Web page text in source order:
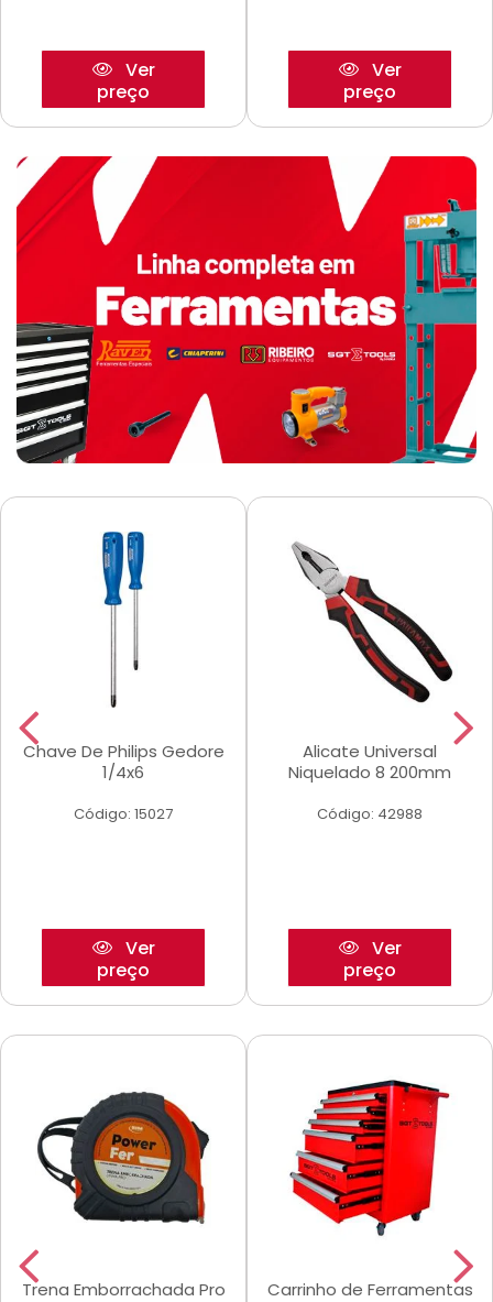
Ver
preço
Ver
preço
Chave De Philips Gedore
1/4x6
Código: 15027
Ver
preço
Alicate Universal
Niquelado 8 200mm
Código: 42988
Ver
preço
Trena Emborrachada Pro
Carrinho de Ferramentas